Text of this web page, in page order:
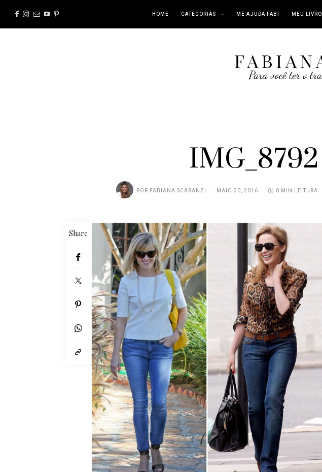
HOME CATEGORIAS ME AJUDA FABI MEU LIVRO
IMG_8792
POR FABIANA SCARANZI MAIO 20, 2016 0 MIN LEITURA
Share